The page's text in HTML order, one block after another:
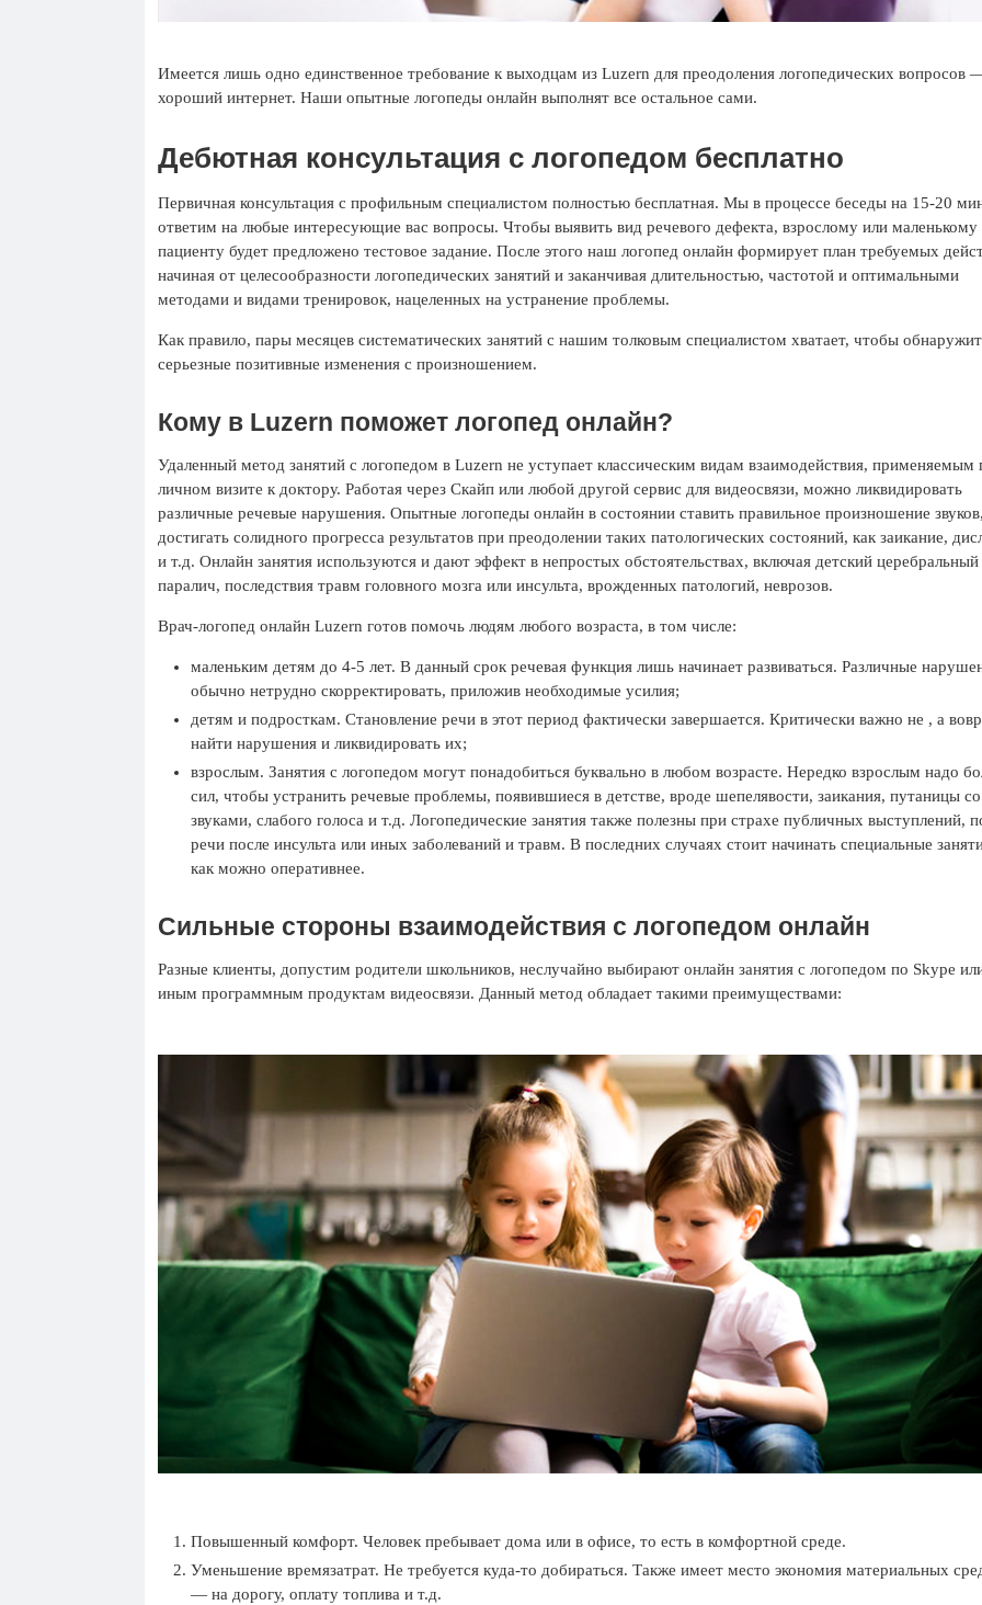
Имеется лишь одно единственное требование к выходцам из Luzern для преодоления логопедических вопросов
хороший интернет. Наши опытные логопеды онлайн выполнят все остальное сами.
Дебютная консультация с логопедом бесплатно
Первичная консультация с профильным специалистом полностью бесплатная. Мы в процессе беседы на 15-20
ответим на любые интересующие вас вопросы. Чтобы выявить вид речевого дефекта, взрослому или маленькому
пациенту будет предложено тестовое задание. После этого наш логопед онлайн формирует план требуемых
начиная от целесообразности логопедических занятий и заканчивая длительностью, частотой и оптимальными
методами и видами тренировок, нацеленных на устранение проблемы.
Как правило, пары месяцев систематических занятий с нашим толковым специалистом хватает, чтобы
серьезные позитивные изменения с произношением.
Кому в Luzern поможет логопед онлайн?
Удаленный метод занятий с логопедом в Luzern не уступает классическим видам взаимодействия, применяемым
личном визите к доктору. Работая через Скайп или любой другой сервис для видеосвязи, можно ликвидировать
различные речевые нарушения. Опытные логопеды онлайн в состоянии ставить правильное произношение
достигать солидного прогресса результатов при преодолении таких патологических состояний, как заикание,
и т.д. Онлайн занятия используются и дают эффект в непростых обстоятельствах, включая детский церебральный
паралич, последствия травм головного мозга или инсульта, врожденных патологий, неврозов.
Врач-логопед онлайн Luzern готов помочь людям любого возраста, в том числе:
маленьким детям до 4-5 лет. В данный срок речевая функция лишь начинает развиваться. Различные
обычно нетрудно скорректировать, приложив необходимые усилия;
детям и подросткам. Становление речи в этот период фактически завершается. Критически важно не , а
найти нарушения и ликвидировать их;
взрослым. Занятия с логопедом могут понадобиться буквально в любом возрасте. Нередко взрослым надо
сил, чтобы устранить речевые проблемы, появившиеся в детстве, вроде шепелявости, заикания, путаницы со
звуками, слабого голоса и т.д. Логопедические занятия также полезны при страхе публичных выступлений,
речи после инсульта или иных заболеваний и травм. В последних случаях стоит начинать специальные
как можно оперативнее.
Сильные стороны взаимодействия с логопедом онлайн
Разные клиенты, допустим родители школьников, неслучайно выбирают онлайн занятия с логопедом по Skype
иным программным продуктам видеосвязи. Данный метод обладает такими преимуществами:
Повышенный комфорт. Человек пребывает дома или в офисе, то есть в комфортной среде.
Уменьшение времязатрат. Не требуется куда-то добираться. Также имеет место экономия материальных
— на дорогу, оплату топлива и т.д.